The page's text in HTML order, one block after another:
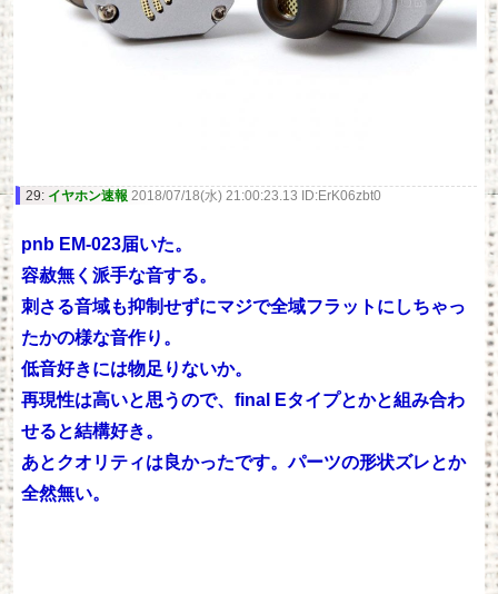
29: イヤホン速報 2018/07/18(水) 21:00:23.13 ID:ErK06zbt0
pnb EM-023届いた。
容赦無く派手な音する。
刺さる音域も抑制せずにマジで全域フラットにしちゃっ
たかの様な音作り。
低音好きには物足りないか。
再現性は高いと思うので、final Eタイプとかと組み合わ
せると結構好き。
あとクオリティは良かったです。パーツの形状ズレとか
全然無い。